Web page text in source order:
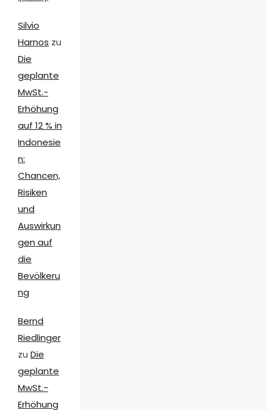
Silvio
Harnos zu
Die
geplante
MwSt.-
Erhöhung
auf 12 % in
Indonesie
n:
Chancen,
Risiken
und
Auswirkun
gen auf
die
Bevölkeru
ng
Bernd
Riedlinger
zu Die
geplante
MwSt.-
Erhöhung